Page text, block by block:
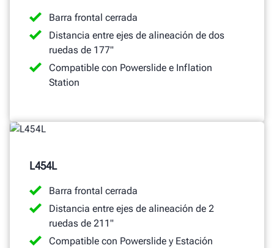
Barra frontal cerrada
Distancia entre ejes de alineación de dos
ruedas de 177"
Compatible con Powerslide e Inflation
Station
L454L
Barra frontal cerrada
Distancia entre ejes de alineación de 2
ruedas de 211"
Compatible con Powerslide y Estación